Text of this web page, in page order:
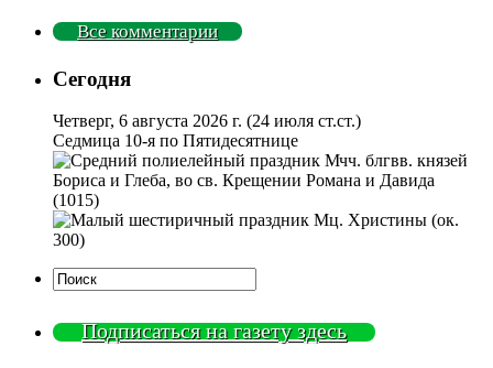
Все комментарии
Сегодня
Четверг, 6 августа 2026 г. (24 июля ст.ст.)
Седмица 10-я по Пятидесятнице
Мчч. блгвв. князей
Бориса и Глеба, во св. Крещении Романа и Давида
(1015)
Мц. Христины (ок.
300)
Подписаться на газету здесь